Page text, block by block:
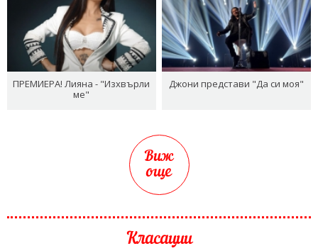
ПРЕМИЕРА! Лияна - "Изхвърли
ме"
Джони представи "Да си моя"
Виж
още
Класации